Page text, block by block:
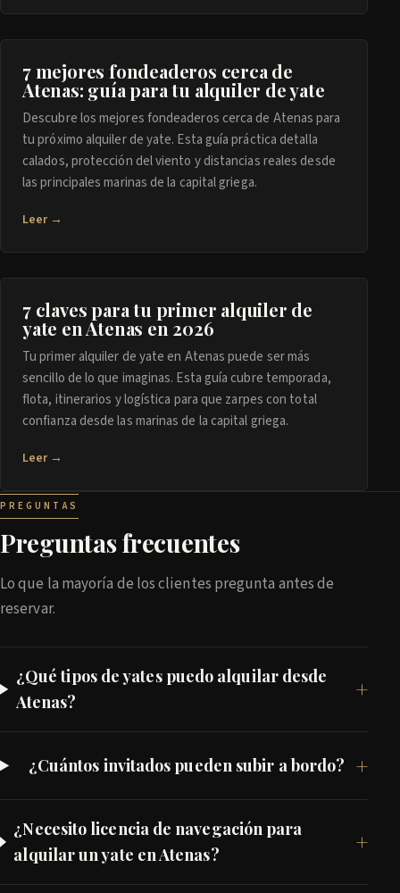
7 mejores fondeaderos cerca de
Atenas: guía para tu alquiler de yate
Descubre los mejores fondeaderos cerca de Atenas para
tu próximo alquiler de yate. Esta guía práctica detalla
calados, protección del viento y distancias reales desde
las principales marinas de la capital griega.
Leer →
7 claves para tu primer alquiler de
yate en Atenas en 2026
Tu primer alquiler de yate en Atenas puede ser más
sencillo de lo que imaginas. Esta guía cubre temporada,
flota, itinerarios y logística para que zarpes con total
confianza desde las marinas de la capital griega.
Leer →
PREGUNTAS
Preguntas frecuentes
Lo que la mayoría de los clientes pregunta antes de
reservar.
¿Qué tipos de yates puedo alquilar desde
Atenas?
¿Cuántos invitados pueden subir a bordo?
¿Necesito licencia de navegación para
alquilar un yate en Atenas?